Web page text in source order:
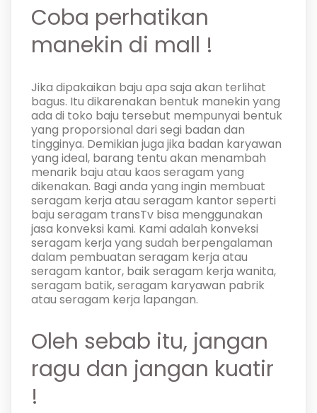
Coba perhatikan
manekin di mall !
Jika dipakaikan baju apa saja akan terlihat
bagus. Itu dikarenakan bentuk manekin yang
ada di toko baju tersebut mempunyai bentuk
yang proporsional dari segi badan dan
tingginya. Demikian juga jika badan karyawan
yang ideal, barang tentu akan menambah
menarik baju atau kaos seragam yang
dikenakan. Bagi anda yang ingin membuat
seragam kerja atau seragam kantor seperti
baju seragam transTv bisa menggunakan
jasa konveksi kami. Kami adalah konveksi
seragam kerja yang sudah berpengalaman
dalam pembuatan seragam kerja atau
seragam kantor, baik seragam kerja wanita,
seragam batik, seragam karyawan pabrik
atau seragam kerja lapangan.
Oleh sebab itu, jangan
ragu dan jangan kuatir
!